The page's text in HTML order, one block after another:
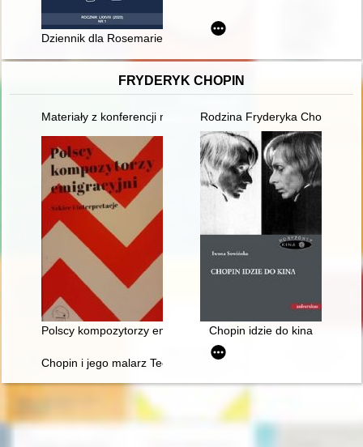
Dziennik dla Rosemarie - recenzja]
FRYDERYK CHOPIN
Materiały z konferencji naukowej "Twórczość naukowa i
Rodzina Fryderyka Chopina na
Polscy kompozytorzy emigracyjni. Szkice i interpretacje
Chopin idzie do kina
Chopin i jego malarz Teofil Kwiatkowski (1809-1891).